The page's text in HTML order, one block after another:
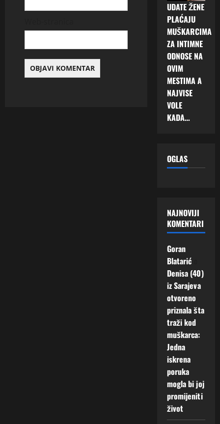
UDATE ŽENE
PLAĆAJU
MUŠKARCIMA
ZA INTIMNE
ODNOSE NA
OVIM
MESTIMA A
NAJVISE
VOLE
KADA…
OGLAS
NAJNOVIJI
KOMENTARI
Goran
Blatarić
Denisa (40)
iz Sarajeva
otvoreno
priznala šta
traži kod
muškarca:
Jedna
iskrena
poruka
mogla bi joj
promijeniti
život